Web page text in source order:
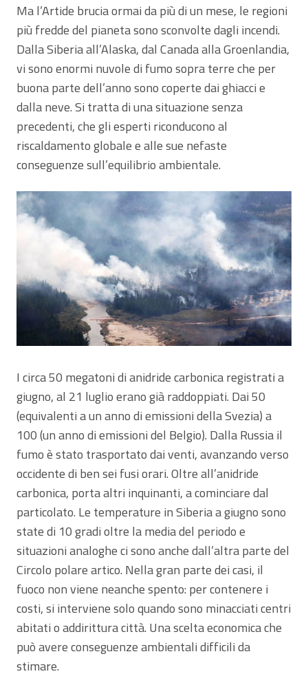
Ma l’Artide brucia ormai da più di un mese, le regioni
più fredde del pianeta sono sconvolte dagli incendi.
Dalla Siberia all’Alaska, dal Canada alla Groenlandia,
vi sono enormi nuvole di fumo sopra terre che per
buona parte dell’anno sono coperte dai ghiacci e
dalla neve. Si tratta di una situazione senza
precedenti, che gli esperti riconducono al
riscaldamento globale e alle sue nefaste
conseguenze sull’equilibrio ambientale.
I circa 50 megatoni di anidride carbonica registrati a
giugno, al 21 luglio erano già raddoppiati. Dai 50
(equivalenti a un anno di emissioni della Svezia) a
100 (un anno di emissioni del Belgio). Dalla Russia il
fumo è stato trasportato dai venti, avanzando verso
occidente di ben sei fusi orari. Oltre all’anidride
carbonica, porta altri inquinanti, a cominciare dal
particolato. Le temperature in Siberia a giugno sono
state di 10 gradi oltre la media del periodo e
situazioni analoghe ci sono anche dall’altra parte del
Circolo polare artico. Nella gran parte dei casi, il
fuoco non viene neanche spento: per contenere i
costi, si interviene solo quando sono minacciati centri
abitati o addirittura città. Una scelta economica che
può avere conseguenze ambientali difficili da
stimare.